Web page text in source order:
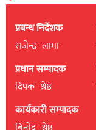
प्रबन्ध निर्देशक
राजेन्द्र लामा
प्रधान सम्पादक
दिपक श्रेष्ठ
कार्यकारी सम्पादक